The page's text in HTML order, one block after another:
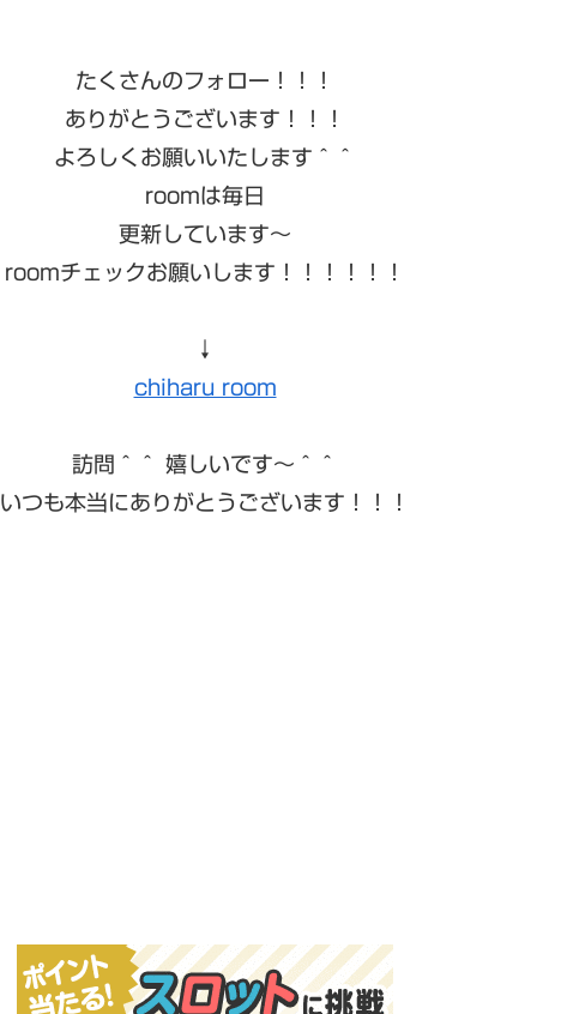
たくさんのフォロー！！！
ありがとうございます！！！
よろしくお願いいたします＾＾
roomは毎日
更新しています〜
roomチェックお願いします！！！！！！
↓
chiharu room
訪問＾＾ 嬉しいです〜＾＾
いつも本当にありがとうございます！！！